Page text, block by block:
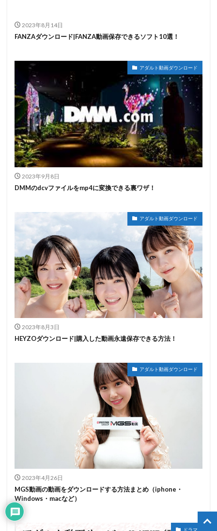
2023年8月14日
FANZAダウンロード|FANZA動画保存できるソフト10選！
アダルト動画ダウンロード
2023年9月8日
DMMのdcvファイルをmp4に変換できる裏ワザ！
アダルト動画ダウンロード
2023年8月3日
HEYZOダウンロード|購入した動画永遠保存できる方法！
アダルト動画ダウンロード
2023年4月26日
MGS動画の動画をダウンロードする方法まとめ（iphone・
Windows・macなど）
ドラマ